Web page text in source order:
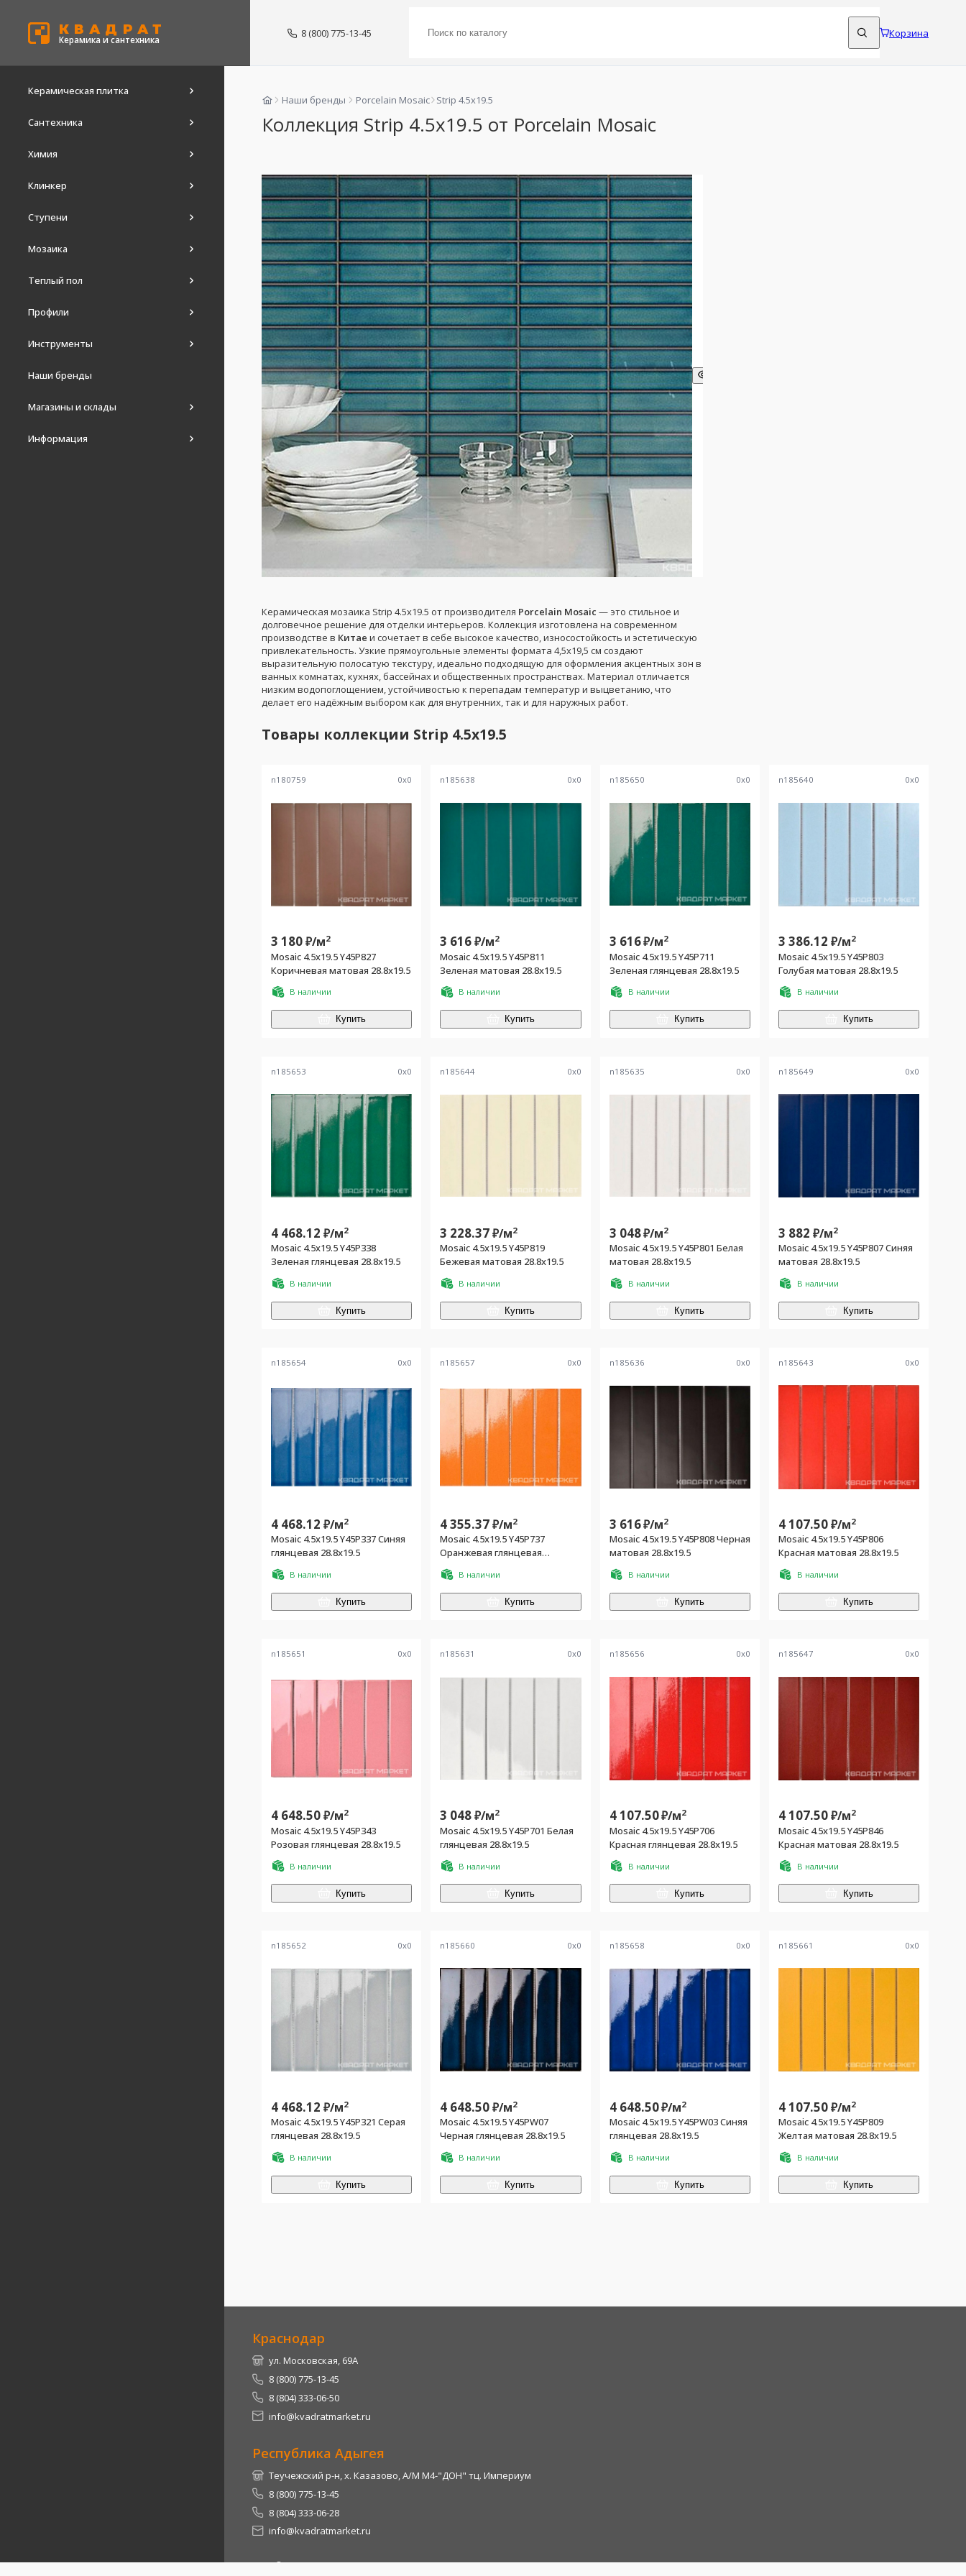
КВАДРАТ
Керамика и сантехника
8 (800) 775-13-45 Корзина
Керамическая плитка
Сантехника
Химия
Клинкер
Ступени
Мозаика
Теплый пол
Профили
Инструменты
Наши бренды
Магазины и склады
Информация
Наши бренды Porcelain Mosaic Strip 4.5x19.5
Коллекция Strip 4.5x19.5 от Porcelain Mosaic
Керамическая мозаика Strip 4.5x19.5 от производителя Porcelain Mosaic — это стильное и
долговечное решение для отделки интерьеров. Коллекция изготовлена на современном
производстве в Китае и сочетает в себе высокое качество, износостойкость и эстетическую
привлекательность. Узкие прямоугольные элементы формата 4,5x19,5 см создают
выразительную полосатую текстуру, идеально подходящую для оформления акцентных зон в
ванных комнатах, кухнях, бассейнах и общественных пространствах. Материал отличается
низким водопоглощением, устойчивостью к перепадам температур и выцветанию, что
делает его надёжным выбором как для внутренних, так и для наружных работ.
Товары коллекции Strip 4.5x19.5
n180759 0x0
3 180₽/м2
Mosaic 4.5x19.5 Y45P827
Коричневая матовая 28.8x19.5
В наличии
Купить
n185638 0x0
3 616₽/м2
Mosaic 4.5x19.5 Y45P811
Зеленая матовая 28.8x19.5
В наличии
Купить
n185650 0x0
3 616₽/м2
Mosaic 4.5x19.5 Y45P711
Зеленая глянцевая 28.8x19.5
В наличии
Купить
n185640 0x0
3 386.12 ₽/м2
Mosaic 4.5x19.5 Y45P803
Голубая матовая 28.8x19.5
В наличии
Купить
n185653 0x0
4 468.12 ₽/м2
Mosaic 4.5x19.5 Y45P338
Зеленая глянцевая 28.8x19.5
В наличии
Купить
n185644 0x0
3 228.37₽/м2
Mosaic 4.5x19.5 Y45P819
Бежевая матовая 28.8x19.5
В наличии
Купить
n185635 0x0
3 048₽/м2
Mosaic 4.5x19.5 Y45P801 Белая
матовая 28.8x19.5
В наличии
Купить
n185649 0x0
3 882 ₽/м2
Mosaic 4.5x19.5 Y45P807 Синяя
матовая 28.8x19.5
В наличии
Купить
n185654 0x0
4 468.12 ₽/м2
Mosaic 4.5x19.5 Y45P337 Синяя
глянцевая 28.8x19.5
В наличии
Купить
n185657 0x0
4 355.37₽/м2
Mosaic 4.5x19.5 Y45P737
Оранжевая глянцевая
28.8x19.5
В наличии
Купить
n185636 0x0
3 616₽/м2
Mosaic 4.5x19.5 Y45P808 Черная
матовая 28.8x19.5
В наличии
Купить
n185643 0x0
4 107.50₽/м2
Mosaic 4.5x19.5 Y45P806
Красная матовая 28.8x19.5
В наличии
Купить
n185651 0x0
4 648.50₽/м2
Mosaic 4.5x19.5 Y45P343
Розовая глянцевая 28.8x19.5
В наличии
Купить
n185631 0x0
3 048₽/м2
Mosaic 4.5x19.5 Y45P701 Белая
глянцевая 28.8x19.5
В наличии
Купить
n185656 0x0
4 107.50₽/м2
Mosaic 4.5x19.5 Y45P706
Красная глянцевая 28.8x19.5
В наличии
Купить
n185647 0x0
4 107.50₽/м2
Mosaic 4.5x19.5 Y45P846
Красная матовая 28.8x19.5
В наличии
Купить
n185652 0x0
4 468.12 ₽/м2
Mosaic 4.5x19.5 Y45P321 Серая
глянцевая 28.8x19.5
В наличии
Купить
n185660 0x0
4 648.50₽/м2
Mosaic 4.5x19.5 Y45PW07
Черная глянцевая 28.8x19.5
В наличии
Купить
n185658 0x0
4 648.50₽/м2
Mosaic 4.5x19.5 Y45PW03 Синяя
глянцевая 28.8x19.5
В наличии
Купить
n185661 0x0
4 107.50₽/м2
Mosaic 4.5x19.5 Y45P809
Желтая матовая 28.8x19.5
В наличии
Купить
Краснодар
ул. Московская, 69А
8 (800) 775-13-45
8 (804) 333-06-50
info@kvadratmarket.ru
Республика Адыгея
Теучежский р-н, х. Казазово, А/М М4-"ДОН" тц. Империум
8 (800) 775-13-45
8 (804) 333-06-28
info@kvadratmarket.ru
2026© Квадрат